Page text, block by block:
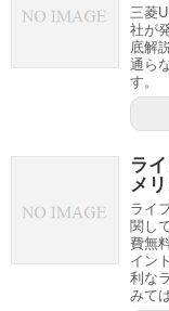
三菱
社が
底解
通ら
す。
ラ
メ
ライ
関し
費無
イン
利な
みて